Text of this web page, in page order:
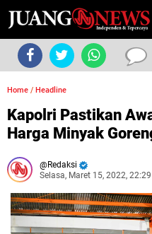
Home / Headline
Kapolri Pastikan
Harga Minyak
Redaksi
Selasa, Maret 15, 2022,